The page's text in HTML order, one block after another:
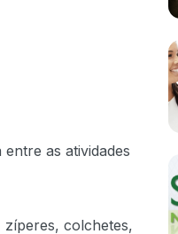
as atividades
colchetes,